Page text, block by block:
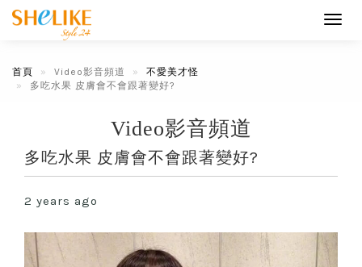
首頁 Video影音頻道
不愛美才怪
多吃水果 皮膚會不會跟著變好?
Video影音頻道
多吃水果 皮膚會不會跟著變好?
2 years ago